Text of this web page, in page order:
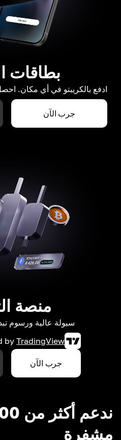
بطاقات
ادفع بالكريبتو في أي مكان. احصل
جرب الآن
منصة
سيولة عالية ورسوم تبدأ من
by TradingView
جرب الآن
مشفرة